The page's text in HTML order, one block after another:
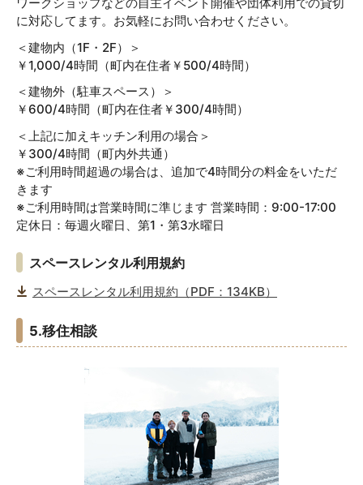
に対応してます。お気軽にお問い合わせください。
＜建物内（1F・2F）＞
￥1,000/4時間（町内在住者￥500/4時間）
＜建物外（駐車スペース）＞
￥600/4時間（町内在住者￥300/4時間）
＜上記に加えキッチン利用の場合＞
￥300/4時間（町内外共通）
※ご利用時間超過の場合は、追加で4時間分の料金をいただ
きます
※ご利用時間は営業時間に準じます 営業時間：9:00-17:00
定休日：毎週火曜日、第1・第3水曜日
スペースレンタル利用規約
スペースレンタル利用規約（PDF：134KB）
5.移住相談